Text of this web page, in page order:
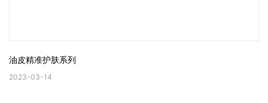
油皮精准护肤系列
2023-03-14